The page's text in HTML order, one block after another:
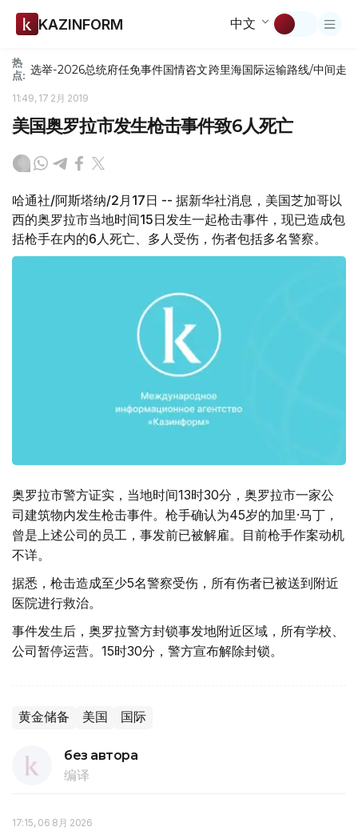
KAZINFORM 中文
热
点: 选举-2026总统府任免事件国情咨文跨里海国际运输路线/中间走廊
11:49, 17 2月 2019
美国奥罗拉市发生枪击事件致6人死亡
哈通社/阿斯塔纳/2月17日 -- 据新华社消息，美国芝加哥以
西的奥罗拉市当地时间15日发生一起枪击事件，现已造成包
括枪手在内的6人死亡、多人受伤，伤者包括多名警察。
奥罗拉市警方证实，当地时间13时30分，奥罗拉市一家公
司建筑物内发生枪击事件。枪手确认为45岁的加里·马丁，
曾是上述公司的员工，事发前已被解雇。目前枪手作案动机
不详。
据悉，枪击造成至少5名警察受伤，所有伤者已被送到附近
医院进行救治。
事件发生后，奥罗拉警方封锁事发地附近区域，所有学校、
公司暂停运营。15时30分，警方宣布解除封锁。
黄金储备 美国 国际
без автора
编译
17:15, 06 8月 2026